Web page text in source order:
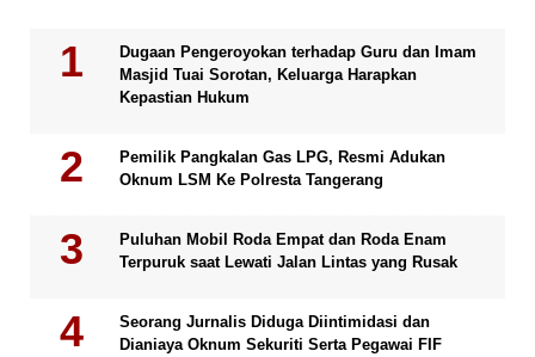
Dugaan Pengeroyokan terhadap Guru dan Imam
Masjid Tuai Sorotan, Keluarga Harapkan
Kepastian Hukum
Pemilik Pangkalan Gas LPG, Resmi Adukan
Oknum LSM Ke Polresta Tangerang
Puluhan Mobil Roda Empat dan Roda Enam
Terpuruk saat Lewati Jalan Lintas yang Rusak
Seorang Jurnalis Diduga Diintimidasi dan
Dianiaya Oknum Sekuriti Serta Pegawai FIF